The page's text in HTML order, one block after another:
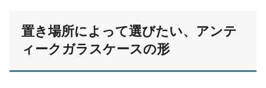
置き場所によって選びたい、アンテ
ィークガラスケースの形